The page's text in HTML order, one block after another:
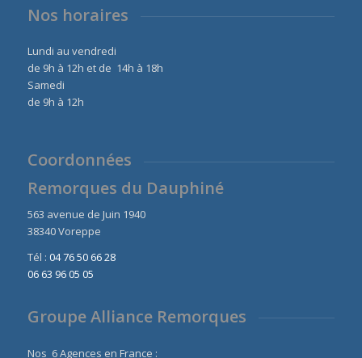
Nos horaires
Lundi au vendredi
de 9h à 12h et de 14h à 18h
Samedi
de 9h à 12h
Coordonnées
Remorques du Dauphiné
563 avenue de Juin 1940
38340 Voreppe
Tél : 04 76 50 66 28
06 63 96 05 05
Groupe Alliance Remorques
Nos 6 Agences en France :